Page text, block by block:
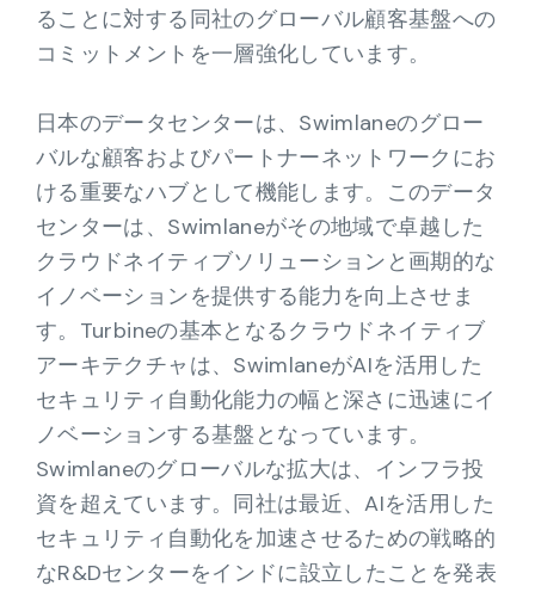
ることに対する同社のグローバル顧客基盤への
コミットメントを一層強化しています。
日本のデータセンターは、Swimlaneのグロー
バルな顧客およびパートナーネットワークにお
ける重要なハブとして機能します。このデータ
センターは、Swimlaneがその地域で卓越した
クラウドネイティブソリューションと画期的な
イノベーションを提供する能力を向上させま
す。Turbineの基本となるクラウドネイティブ
アーキテクチャは、SwimlaneがAIを活用した
セキュリティ自動化能力の幅と深さに迅速にイ
ノベーションする基盤となっています。
Swimlaneのグローバルな拡大は、インフラ投
資を超えています。同社は最近、AIを活用した
セキュリティ自動化を加速させるための戦略的
なR&Dセンターをインドに設立したことを発表